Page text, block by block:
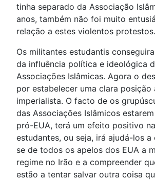
tinha separado da Associação
anos, também não foi muito
relação a estes violentos protestos.
Os militantes estudantis
da influência política e ideológica
Associações Islâmicas. Agora o
por estabelecer uma clara posição
imperialista. O facto de os
das Associações Islâmicos
pró-EUA, terá um efeito positivo
estudantes, ou seja, irá ajudá-los
se de todos os apelos dos EUA a
regime no Irão e a compreender
estão a tentar salvar outra coisa